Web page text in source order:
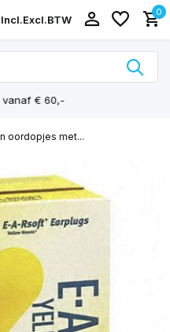
Incl.Excl.BTW
0
betalen mogelijk
oordopjes met...